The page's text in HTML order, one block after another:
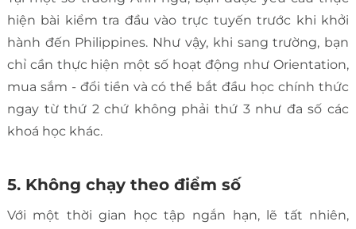
hiện bài kiểm tra đầu vào trực tuyến trước khi khởi
hành đến Philippines. Như vậy, khi sang trường, bạn
chỉ cần thực hiện một số hoạt động như Orientation,
mua sắm - đổi tiền và có thể bắt đầu học chính thức
ngay từ thứ 2 chứ không phải thứ 3 như đa số các
khoá học khác.
5. Không chạy theo điểm số
Với một thời gian học tập ngắn hạn, lẽ tất nhiên,